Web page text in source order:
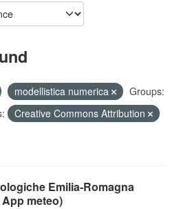
modellistica numerica
Groups:
Creative Commons Attribution
Emilia-Romagna
meteo)